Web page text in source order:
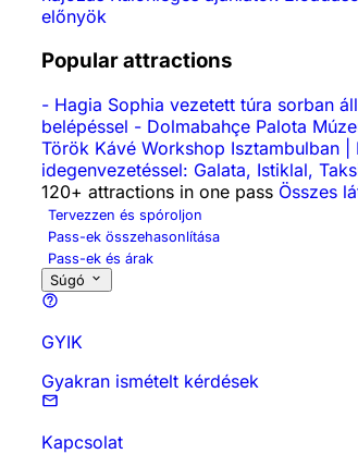
előnyök
Popular attractions
- Hagia Sophia vezetett túra sorban
belépéssel - Dolmabahçe Palota
Török Kávé Workshop Isztambulban
idegenvezetéssel: Galata, Istiklal,
120+ attractions in one pass Összes
Tervezzen és spóroljon
Pass-ek összehasonlítása
Pass-ek és árak
Súgó
GYIK
Gyakran ismételt kérdések
Kapcsolat